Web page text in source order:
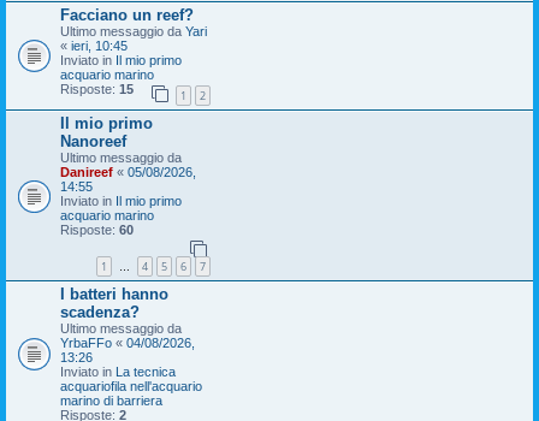
Facciano un reef?
Ultimo messaggio da Yari
« ieri, 10:45
Inviato in Il mio primo
acquario marino
Risposte: 15 1 2
Il mio primo
Nanoreef
Ultimo messaggio da
Danireef « 05/08/2026,
14:55
Inviato in
Il mio primo
acquario marino
Risposte: 60
1 … 4 5 6 7
I batteri hanno
scadenza?
Ultimo messaggio da
YrbaFFo « 04/08/2026,
13:26
Inviato in La tecnica
acquariofila nell'acquario
marino di barriera
Risposte: 2